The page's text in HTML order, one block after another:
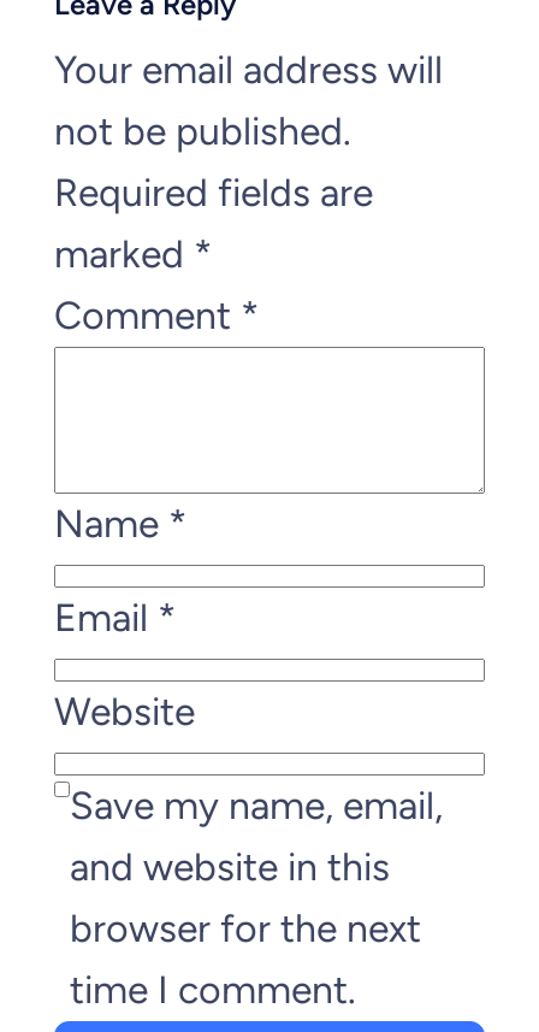
Your email address will
not be published.
Required fields are
marked *
Comment *
Name *
Email *
Website
Save my name, email,
and website in this
browser for the next
time I comment.